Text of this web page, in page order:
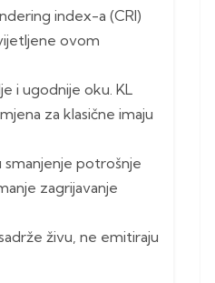
index-a (CRI)
ovom
i ugodnije oku. KL
za klasične imaju
potrošnje
zagrijavanje
živu, ne emitiraju